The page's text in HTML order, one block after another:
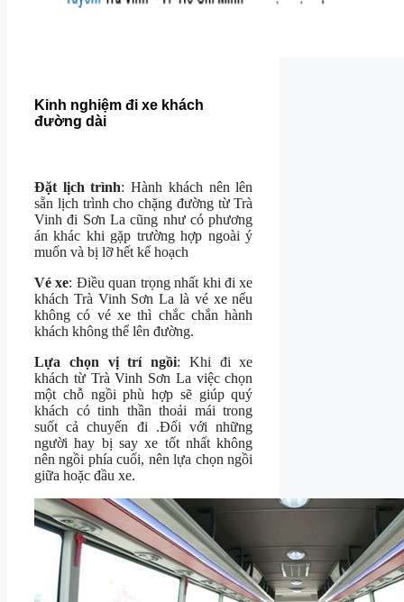
Kinh nghiệm đi xe khách
đường dài
Đặt lịch trình: Hành khách nên lên
sẵn lịch trình cho chặng đường từ Trà
Vinh đi Sơn La cũng như có phương
án khác khi gặp trường hợp ngoài ý
muốn và bị lỡ hết kế hoạch
Vé xe: Điều quan trọng nhất khi đi xe
khách Trà Vinh Sơn La là vé xe nếu
không có vé xe thì chắc chắn hành
khách không thể lên đường.
Lựa chọn vị trí ngồi: Khi đi xe
khách từ Trà Vinh Sơn La việc chọn
một chỗ ngồi phù hợp sẽ giúp quý
khách có tinh thần thoải mái trong
suốt cả chuyến đi .Đối với những
người hay bị say xe tốt nhất không
nên ngồi phía cuối, nên lựa chọn ngồi
giữa hoặc đầu xe.